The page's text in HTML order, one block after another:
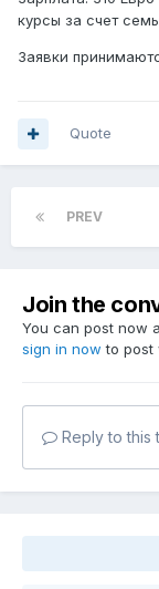
курсы за счет
Заявки
Quote
PREV
Join the
You can post now
sign in now to post
Reply to this